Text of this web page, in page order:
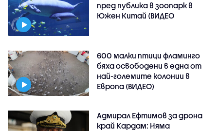
пред публика в зоопарк в
Южен Китай (ВИДЕО
600 малки птици фламинго
бяха освободени в една от
най-големите колонии в
Европа (ВИДЕО)
Адмирал Ефтимов за дрона
край Кардам: Няма